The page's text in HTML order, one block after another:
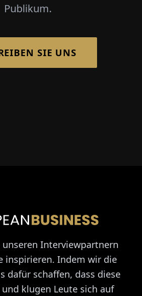
Publikum.
SIE UNS
Interviewpartnern
inspirieren. Indem wir die
dafür schaffen, dass diese
klugen Leute sich auf